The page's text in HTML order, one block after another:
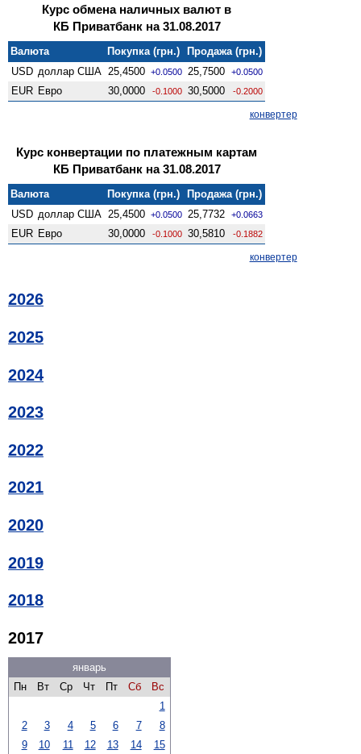
Курс обмена наличных валют в
КБ Приватбанк на 31.08.2017
Валюта Покупка (грн.)
Продажа (грн.)
USD доллар США 25,4500 +0.0500 25,7500 +0.0500
EUR Евро 30,0000 -0.1000 30,5000 -0.2000
конвертер
Курс конвертации по платежным картам
КБ Приватбанк на 31.08.2017
Валюта Покупка (грн.)
Продажа (грн.)
USD доллар США 25,4500 +0.0500 25,7732 +0.0663
EUR Евро 30,0000 -0.1000 30,5810 -0.1882
конвертер
2026
2025
2024
2023
2022
2021
2020
2019
2018
2017
январь
Пн
Вт Ср Чт Пт Сб
Вс
1
2
3 4 5 6 7
8
9
10 11 12 13 14
15